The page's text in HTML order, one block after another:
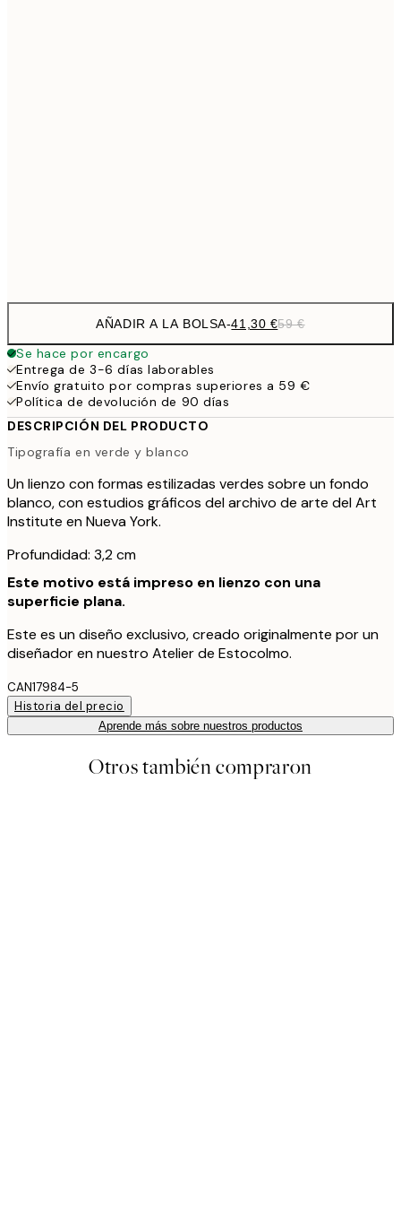
AÑADIR A LA BOLSA-41,30 €59 €
Se hace por encargo
Entrega de 3-6 días laborables
Envío gratuito por compras superiores a 59 €
Política de devolución de 90 días
DESCRIPCIÓN DEL PRODUCTO
Tipografía en verde y blanco
Un lienzo con formas estilizadas verdes sobre un fondo
blanco, con estudios gráficos del archivo de arte del Art
Institute en Nueva York.
Profundidad: 3,2 cm
Este motivo está impreso en lienzo con una
superficie plana.
Este es un diseño exclusivo, creado originalmente por un
diseñador en nuestro Atelier de Estocolmo.
CAN17984-5
Historia del precio
Aprende más sobre nuestros productos
Otros también compraron